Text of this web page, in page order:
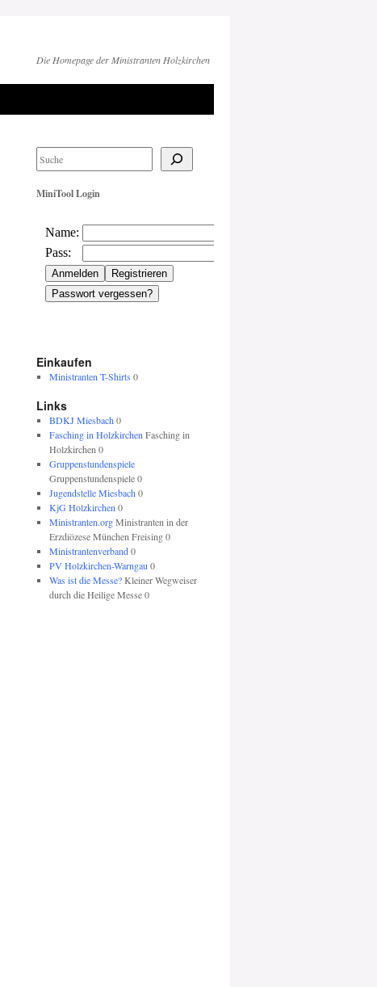
Die Homepage der Ministranten Holzkirchen
MiniTool Login
Einkaufen
Ministranten T-Shirts 0
Links
BDKJ Miesbach 0
Fasching in Holzkirchen Fasching in
Holzkirchen 0
Gruppenstundenspiele
Gruppenstundenspiele 0
Jugendstelle Miesbach 0
KjG Holzkirchen 0
Ministranten.orgMinistranten in der
Erzdiözese München Freising 0
Ministrantenverband0
PV Holzkirchen-Warngau 0
Was ist die Messe?Kleiner Wegweiser
durch die Heilige Messe 0